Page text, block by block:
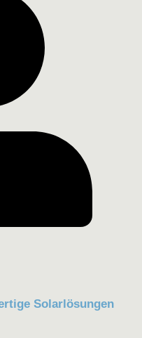
Solarlösungen